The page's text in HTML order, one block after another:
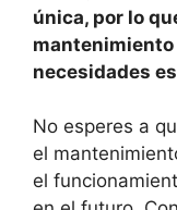
única, por lo
mantenimiento
necesidades
No esperes a
el
el